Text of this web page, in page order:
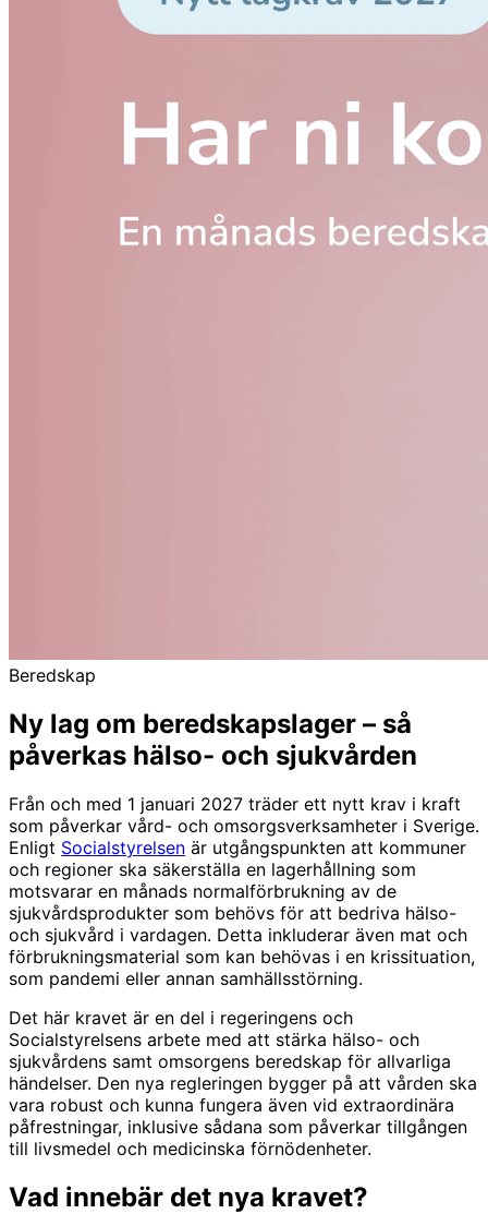
Beredskap
Ny lag om beredskapslager – så
påverkas hälso- och sjukvården
Från och med 1 januari 2027 träder ett nytt krav i kraft
som påverkar vård- och omsorgsverksamheter i Sverige.
Enligt Socialstyrelsen är utgångspunkten att kommuner
och regioner ska säkerställa en lagerhållning som
motsvarar en månads normalförbrukning av de
sjukvårdsprodukter som behövs för att bedriva hälso-
och sjukvård i vardagen. Detta inkluderar även mat och
förbrukningsmaterial som kan behövas i en krissituation,
som pandemi eller annan samhällsstörning.
Det här kravet är en del i regeringens och
Socialstyrelsens arbete med att stärka hälso- och
sjukvårdens samt omsorgens beredskap för allvarliga
händelser. Den nya regleringen bygger på att vården ska
vara robust och kunna fungera även vid extraordinära
påfrestningar, inklusive sådana som påverkar tillgången
till livsmedel och medicinska förnödenheter.
Vad innebär det nya kravet?